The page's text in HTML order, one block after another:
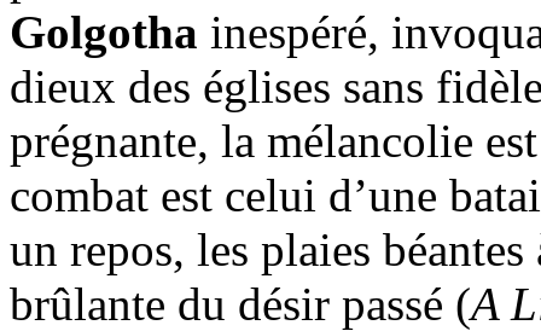
Golgotha inespéré,
dieux des églises sans
prégnante, la mélancolie
combat est celui d’une
un repos, les plaies
brûlante du désir passé (A